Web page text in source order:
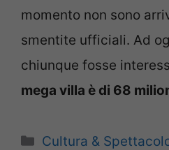
momento non sono
smentite ufficiali. Ad
chiunque fosse
mega villa è di 68
Categorie
Cultura &